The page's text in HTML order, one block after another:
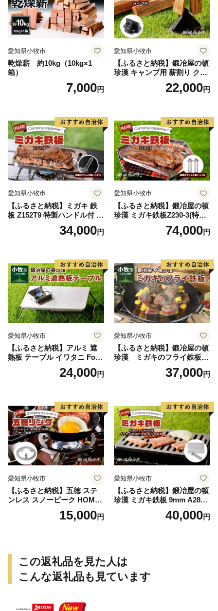
愛知県小牧市
乾燥薪 約10kg（10kg×1
箱）
7,000円
愛知県小牧市
【ふるさと納税】鍛冶屋の頓
珍漢 キャンプ用 薪割り クサ
ビ 簡単に割れる 転びにくい
ソロキャンプ 女性 お子様 黒
り寄せ 愛知県 小牧市 送料無
料
22,000円
愛知県小牧市
【ふるさと納税】ミガキ 鉄
板 Z152T9 特製ハンドル付 鍛
冶屋の頓珍漢 メスティン収
納可能 キャンプ アウトドア
用品 キャンプギア 鉄板料理
日本製 愛知県 送料無料
34,000円
愛知県小牧市
【ふるさと納税】鍛冶屋の頓
珍漢 ミガキ鉄板Z230-3(特製
ハンドル付)キャンプ アウト
ドア BBQ グランピング 極厚
日本製
74,000円
愛知県小牧市
【ふるさと納税】アルミ 遮
熱板 テーブル イワタニ Fore
Winds Micro Camp Stove F
W-MS01専用 折り畳みテーブ
ソロ ソロキャンプ グランピ
ング バーナー 風防 鍛冶屋の
頓珍漢 愛知県 小牧市 送料無
料
24,000円
愛知県小牧市
【ふるさと納税】鍛冶屋の頓
珍漢 ミガキのフライ鉄板
F220S アウトドア キャンプ
ソロ ソロキャンプ グランピ
37,000円
愛知県小牧市
【ふるさと納税】五徳 ステ
ンレス スノーピーク HOME
&CAMP バーナー専用 専用
五徳 軽量 変形しにくい ずれ
キャンプ 送料無料
15,000円
愛知県小牧市
【ふるさと納税】鍛冶屋の頓
珍漢 ミガキ鉄板 9mm A280T
9 イワタニ 炉ばた大将 炙り
や 専用 キャンプ ステンレス
40,000円
この返礼品を見た人は
こんな返礼品も見ています